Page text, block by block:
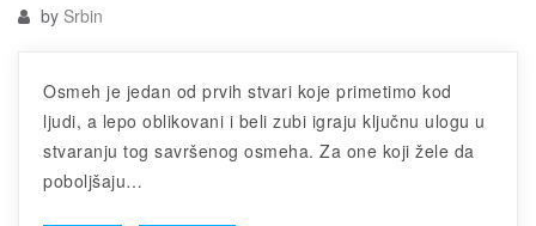
by Srbin
Osmeh je jedan od prvih stvari koje primetimo kod
ljudi, a lepo oblikovani i beli zubi igraju ključnu ulogu u
stvaranju tog savršenog osmeha. Za one koji žele da
poboljšaju…